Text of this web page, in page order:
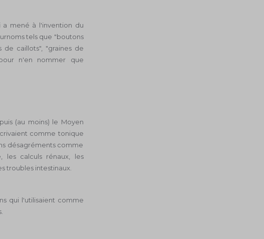
mené à l'invention du
tels que "boutons
de caillots", "graines de
n'en nommer que
(au moins) le Moyen
comme tonique
désagréments comme
les calculs rénaux, les
troubles intestinaux.
qui l'utilisaient comme